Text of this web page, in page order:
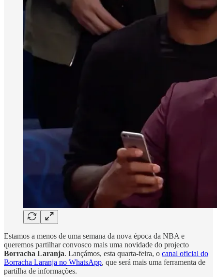
Estamos a menos de uma semana da nova época da NBA e
queremos partilhar convosco mais uma novidade do projecto
Borracha Laranja. Lançámos, esta quarta-feira, o canal oficial do
Borracha Laranja no WhatsApp, que será mais uma ferramenta de
partilha de informações.